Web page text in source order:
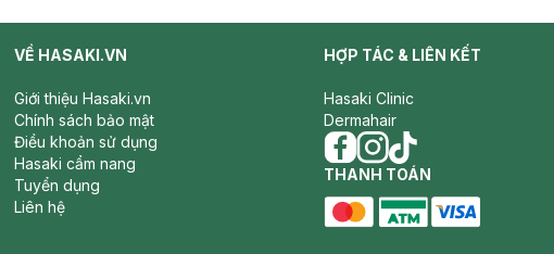
VỀ HASAKI.VN
Giới thiệu Hasaki.vn
Chính sách bảo mật
Điều khoản sử dụng
Hasaki cẩm nang
Tuyển dụng
Liên hệ
HỢP TÁC & LIÊN KẾT
Hasaki Clinic
Dermahair
facebook
instagram
tiktok
THANH TOÁN